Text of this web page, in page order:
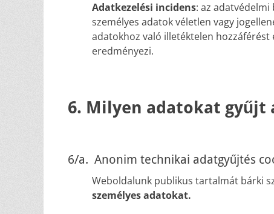
Adatkezelési incidens: az
személyes adatok véletlen vagy
adatokhoz való illetéktelen
eredményezi.
6. Milyen adatokat gyűjt
6/a. Anonim technikai adatgyűjtés
Weboldalunk publikus tartalmát bárki
személyes adatokat.